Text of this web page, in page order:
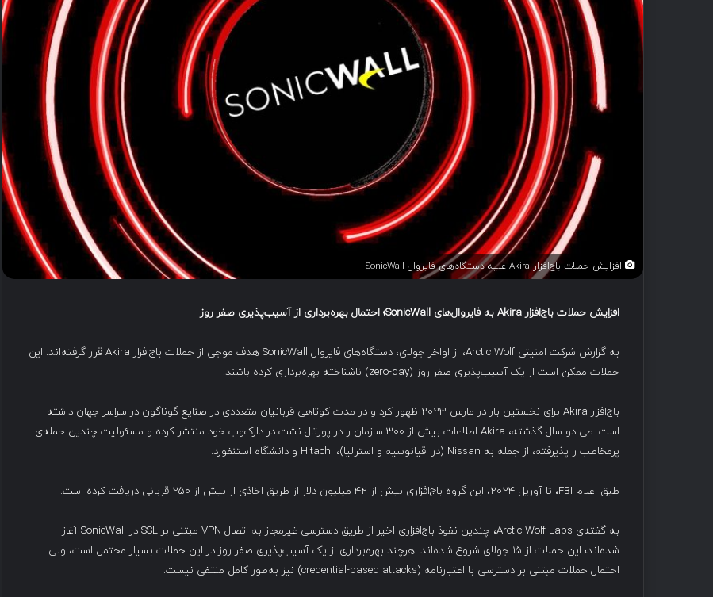
ی
ل
افزایش حملات باج‌افزار Akira علیه دستگاه‌های فایروال SonicWall
افزایش حملات باج‌افزارAkira به فایروال‌های ؛ احتمال بهره‌برداری از آسیب‌پذیری صفر روز
به گزارش شرکت امنیتی Arctic Wolf، از اواخر جولای، دستگاه‌های فایروال SonicWall هدف موجی از حملات باج‌افزار Akira قرار گرفته‌اند. این
حملات ممکن است از یک آسیب‌پذیری صفر روز (zero-day) ناشناخته بهره‌برداری کرده باشند.
باج‌افزار Akira برای نخستین بار در مارس ۲۰۲۳ ظهور کرد و در مدت کوتاهی قربانیان متعددی در صنایع گوناگون در سراسر جهان داشته
است. طی دو سال گذشته، Akira اطلاعات بیش از ۳۰۰ سازمان را در پورتال نشت در دارک‌وب خود منتشر کرده و مسئولیت چندین حمله‌ی
پرمخاطب را پذیرفته، از جمله به Nissan (در اقیانوسیه و استرالیا)، Hitachi و دانشگاه استنفورد.
طبق اعلام FBI، تا آوریل ۲۰۲۴، این گروه باج‌افزاری بیش از ۴۲ میلیون دلار از طریق اخاذی از بیش از ۲۵۰ قربانی دریافت کرده است.
به گفته‌ی Arctic Wolf Labs، چندین نفوذ باج‌افزاری اخیر از طریق دسترسی غیرمجاز به اتصال VPN مبتنی بر SSL در SonicWall آغاز
شده‌اند؛ این حملات از ۱۵ جولای شروع شده‌اند. هرچند بهره‌برداری از یک آسیب‌پذیری صفر روز در این حملات بسیار محتمل است، ولی
احتمال حملات مبتنی بر دسترسی با اعتبارنامه (credential-based attacks) نیز به‌طور کامل منتفی نیست.